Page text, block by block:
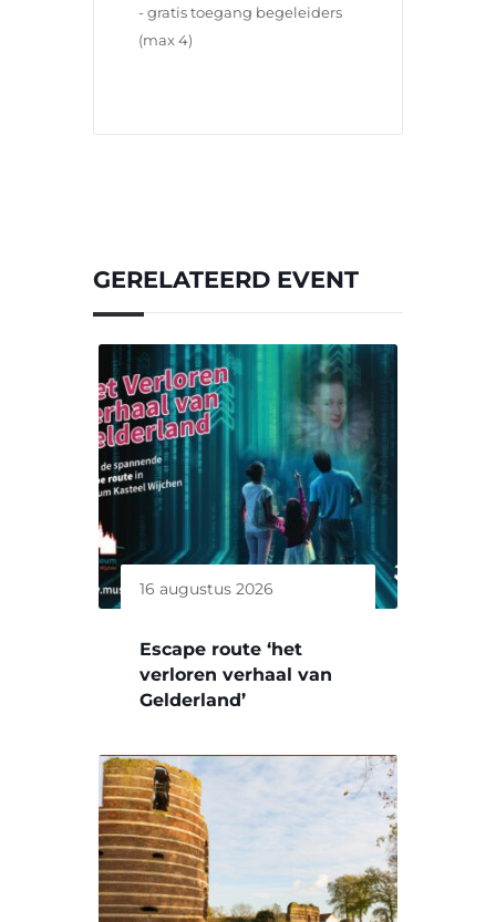
- gratis toegang begeleiders
(max 4)
GERELATEERD EVENT
16 augustus 2026
Escape route ‘het
verloren verhaal van
Gelderland’